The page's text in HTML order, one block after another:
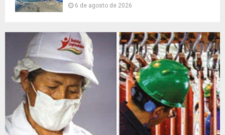
6 de agosto de 2026